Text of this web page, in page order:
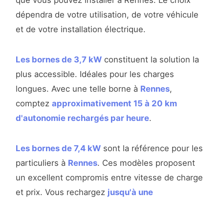
dépendra de votre utilisation, de votre véhicule
et de votre installation électrique.
Les bornes de 3,7 kW constituent la solution la
plus accessible. Idéales pour les charges
longues. Avec une telle borne à Rennes,
comptez approximativement 15 à 20 km
d'autonomie rechargés par heure.
Les bornes de 7,4 kW sont la référence pour les
particuliers à Rennes. Ces modèles proposent
un excellent compromis entre vitesse de charge
et prix. Vous rechargez jusqu'à une